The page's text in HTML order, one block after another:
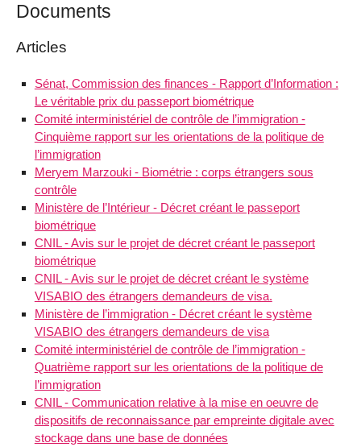
Documents
Articles
Sénat, Commission des finances - Rapport d’Information :
Le véritable prix du passeport biométrique
Comité interministériel de contrôle de l’immigration -
Cinquième rapport sur les orientations de la politique de
l’immigration
Meryem Marzouki - Biométrie : corps étrangers sous
contrôle
Ministère de l’Intérieur - Décret créant le passeport
biométrique
CNIL - Avis sur le projet de décret créant le passeport
biométrique
CNIL - Avis sur le projet de décret créant le système
VISABIO des étrangers demandeurs de visa.
Ministère de l’immigration - Décret créant le système
VISABIO des étrangers demandeurs de visa
Comité interministériel de contrôle de l’immigration -
Quatrième rapport sur les orientations de la politique de
l’immigration
CNIL - Communication relative à la mise en oeuvre de
dispositifs de reconnaissance par empreinte digitale avec
stockage dans une base de données